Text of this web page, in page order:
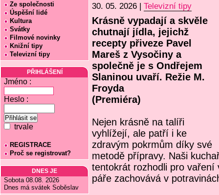
Ze společnosti
Úspěšní lidé
Kultura
Svátky
Filmové novinky
Knižní tipy
Televizní tipy
PŘIHLÁŠENÍ
Jméno :
Heslo :
trvale
REGISTRACE
Proč se registrovat?
DNES JE
Sobota 08.08. 2026
Dnes má svátek Soběslav
30. 05. 2026 | Televizní tipy
Krásně vypadají a skvěle
chutnají jídla, jejichž
recepty přiveze Pavel
Mareš z Vysočiny a
společně je s Ondřejem
Slaninou uvaří. Režie M.
Froyda
(Premiéra)
Nejen krásně na talíři
vyhlížejí, ale patří i ke
zdravým pokrmům díky své
metodě přípravy. Naši
tentokrát rozhodli pro
páře zachovává v